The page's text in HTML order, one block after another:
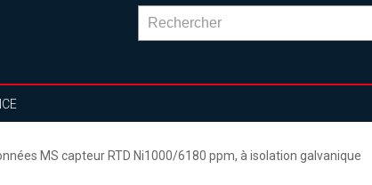
MS capteur RTD Ni1000/6180 ppm, à isolation galvanique